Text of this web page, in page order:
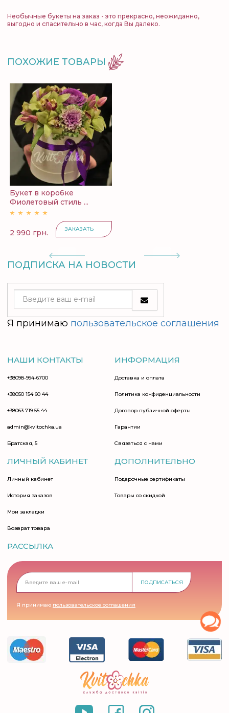
Необычные букеты на заказ - это прекрасно, неожиданно,
выгодно и спасительно в час, когда Вы далеко.
ПОХОЖИЕ ТОВАРЫ
Букет в коробке
Фиолетовый стиль ...
2 990 грн. ЗАКАЗАТЬ
ПОДПИСКА НА НОВОСТИ
Я принимаю пользовательское соглашения
НАШИ КОНТАКТЫ
+38098-994-6700
+38050 154 60 44
+38063 719 55 44
admin@kvitochka.ua
Братская, 5
ИНФОРМАЦИЯ
Доставка и оплата
Политика конфиденциальности
Договор публичной оферты
Гарантии
Связаться с нами
ЛИЧНЫЙ КАБИНЕТ
Личный кабинет
История заказов
Мои закладки
Возврат товара
ДОПОЛНИТЕЛЬНО
Подарочные сертификаты
Товары со скидкой
РАССЫЛКА
ПОДПИСАТЬСЯ
Я принимаю пользовательское соглашения